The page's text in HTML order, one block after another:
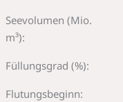
Seevolumen (Mio.
m³):
Füllungsgrad (%):
Flutungsbeginn: